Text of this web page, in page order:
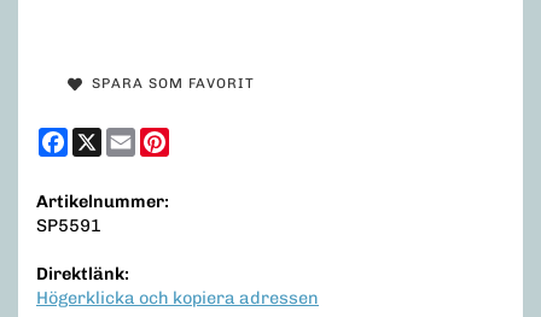
SPARA SOM FAVORIT
Facebook
X Email
Artikelnummer:
SP5591
Direktlänk:
Högerklicka och kopiera adressen